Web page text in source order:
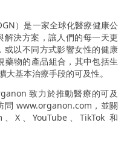
）是一家全球化醫療健康公
決方案，讓人們的每一天更
或以不同方式影響女性的健康
藥物的產品組合，其中包括生
基本治療手段的可及性。
致力於推動醫療的可及
問 www.organon.com，並關
X、YouTube、TikTok 和